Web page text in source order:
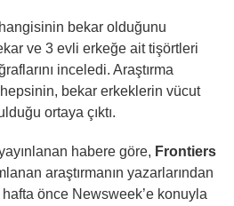
bekar olduğunu
ve 3 evli erkeğe ait tişörtleri
inceledi. Araştırma
hepsinin, bekar erkeklerin vücut
ortaya çıktı.
habere göre, Frontiers
araştırmanın yazarlarından
önce Newsweek’e konuyla